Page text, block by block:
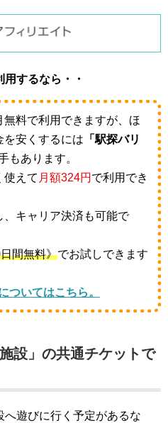
するなら・・
無料で利用できますが、ほ
を安くするには 「駅探バリ
もあります。
使えて 月額324円 で利用でき
キャリア決済も可能で
間無料》でお試しできます
いてはこちら。
設」の共通チケットで
へ遊びに行く予定があるな